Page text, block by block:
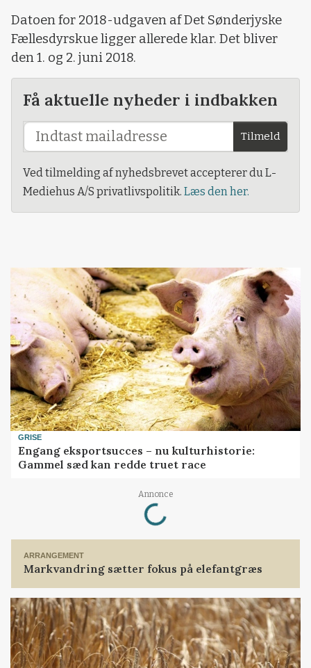
Datoen for 2018-udgaven af Det Sønderjyske
Fællesdyrskue ligger allerede klar. Det bliver
den 1. og 2. juni 2018.
Få aktuelle nyheder i indbakken
Tilmeld
Ved tilmelding af nyhedsbrevet accepterer du L-
Mediehus A/S privatlivspolitik. Læs den her.
GRISE
Engang eksportsucces – nu kulturhistorie:
Gammel sæd kan redde truet race
Annonce
Loading...
ARRANGEMENT
Markvandring sætter fokus på elefantgræs